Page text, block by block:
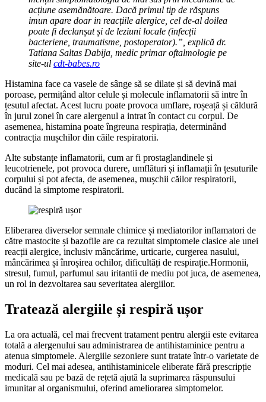
acțiune asemănătoare. Dacă primul tip de răspuns
imun apare doar in reacțiile alergice, cel de-al doilea
poate fi declanșat și de leziuni locale (infecții
bacteriene, traumatisme, postoperator).”, explică dr.
Tatiana Saltas Dabija, medic primar oftalmologie pe
site-ul cdt-babes.ro
Histamina face ca vasele de sânge să se dilate și să devină mai
poroase, permițând altor celule și molecule inflamatorii să intre în
țesutul afectat. Acest lucru poate provoca umflare, roșeață și căldură
în jurul zonei în care alergenul a intrat în contact cu corpul. De
asemenea, histamina poate îngreuna respirația, determinând
contracția mușchilor din căile respiratorii.
Alte substanțe inflamatorii, cum ar fi prostaglandinele și
leucotrienele, pot provoca durere, umflături și inflamații în țesuturile
corpului și pot afecta, de asemenea, mușchii căilor respiratorii,
ducând la simptome respiratorii.
Eliberarea diverselor semnale chimice și mediatorilor inflamatori de
către mastocite și bazofile are ca rezultat simptomele clasice ale unei
reacții alergice, inclusiv mâncărime, urticarie, curgerea nasului,
mâncărimea și înroșirea ochilor, dificultăți de respirație.Hormonii,
stresul, fumul, parfumul sau iritantii de mediu pot juca, de asemenea,
un rol in dezvoltarea sau severitatea alergiilor.
Tratează alergiile și respiră ușor
La ora actuală, cel mai frecvent tratament pentru alergii este evitarea
totală a alergenului sau administrarea de antihistaminice pentru a
atenua simptomele. Alergiile sezoniere sunt tratate într-o varietate de
moduri. Cel mai adesea, antihistaminicele eliberate fără prescripție
medicală sau pe bază de rețetă ajută la suprimarea răspunsului
imunitar al organismului, oferind ameliorarea simptomelor.